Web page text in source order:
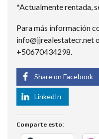
*Actualmente rentada,
Para más información
info@jjrealestatecr.net
+50670434298.
Share on Facebook
LinkedIn
Comparte esto: